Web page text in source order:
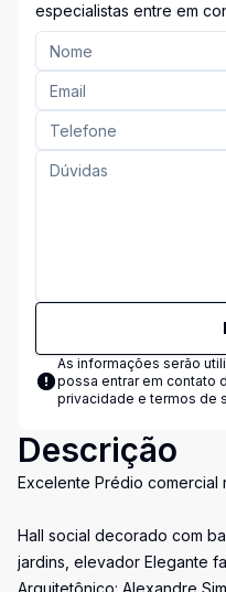
especialistas entre em
As informações serão
possa entrar em contato
privacidade e termos de
Descrição
Excelente Prédio comercial
Hall social decorado com
jardins, elevador Elegante
Arquitetônico: Alexandre